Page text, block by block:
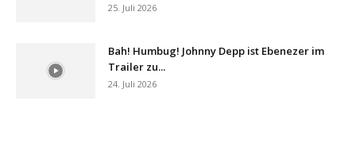
25. Juli 2026
Bah! Humbug! Johnny Depp ist Ebenezer im
Trailer zu...
24. Juli 2026